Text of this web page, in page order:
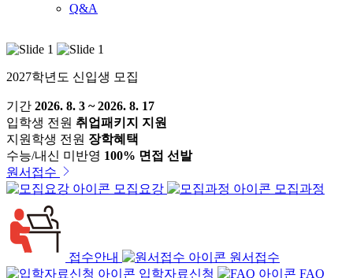
Q&A
2027학년도 신입생 모집
기간 2026. 8. 3 ~ 2026. 8. 17
입학생 전원 취업패키지 지원
지원학생 전원 장학혜택
수능/내신 미반영 100% 면접 선발
원서접수
모집요강
모집과정
접수안내
원서접수
입학자료신청
FAQ